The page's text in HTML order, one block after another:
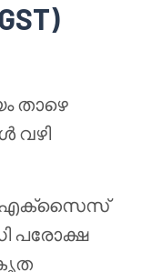
താഴെ
വഴി
എക്സൈസ്
പരോക്ഷ